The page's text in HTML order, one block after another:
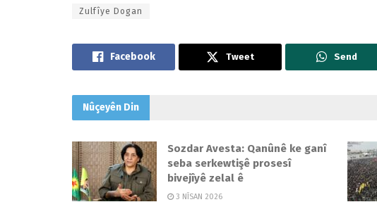
Zulfîye Dogan
Tweet Send
Nûçeyên Din
Sozdar Avesta: Qanûnê ke ganî
seba serkewtişê prosesî
bivejîyê zelal ê
3 NÎSAN 2026